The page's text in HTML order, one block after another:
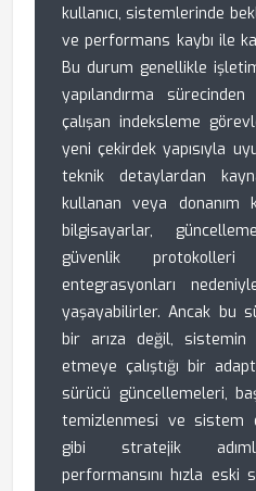
kullanıcı, sistemlerinde
ve performans kaybı ile
Bu durum genellikle
yapılandırma
çalışan indeksleme
yeni çekirdek yapısıyla
teknik detaylardan
kullanan veya donanım
bilgisayarlar,
güvenlik
entegrasyonları
yaşayabilirler. Ancak bu
bir arıza değil, sistemin
etmeye çalıştığı bir
sürücü güncellemeleri,
temizlenmesi ve sistem
gibi stratejik
performansını hızla eski